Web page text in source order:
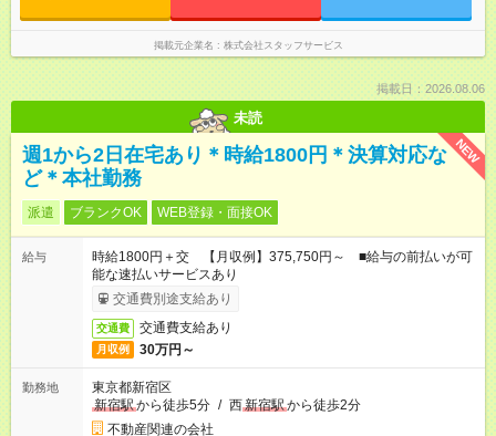
掲載元企業名 株式会社スタッフサービス
掲載日：2026.08.06
未読
NEW
週1から2日在宅あり＊時給1800円＊決算対応な
ど＊本社勤務
派遣 ブランクOK WEB登録・面接OK
給与
時給1800円＋交 【月収例】375,750円～ ■給与の前払いが可
能な速払いサービスあり
交通費別途支給あり
交通費 交通費支給あり
月収例 30万円～
勤務地
東京都新宿区
新宿駅から徒歩5分 / 西新宿駅から徒歩2分
不動産関連の会社